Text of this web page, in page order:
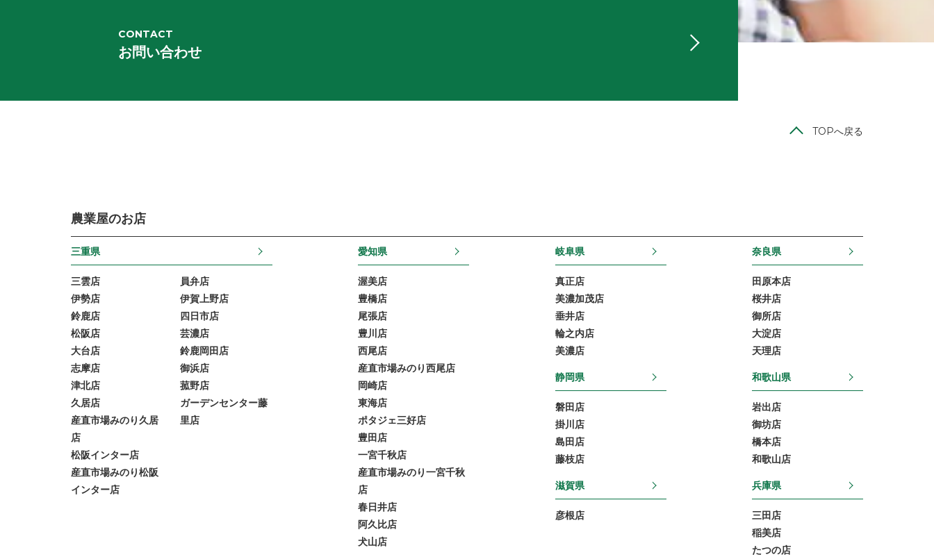
CONTACT
お問い合わせ
TOPへ戻る
農業屋のお店
三重県
三雲店
伊勢店
鈴鹿店
松阪店
大台店
志摩店
津北店
久居店
産直市場みのり久居
店
松阪インター店
産直市場みのり松阪
インター店
員弁店
伊賀上野店
四日市店
芸濃店
鈴鹿岡田店
御浜店
菰野店
ガーデンセンター藤
里店
愛知県
渥美店
豊橋店
尾張店
豊川店
西尾店
産直市場みのり西尾店
岡崎店
東海店
ポタジェ三好店
豊田店
一宮千秋店
産直市場みのり一宮千秋
店
春日井店
阿久比店
犬山店
岐阜県
真正店
美濃加茂店
垂井店
輪之内店
美濃店
静岡県
磐田店
掛川店
島田店
藤枝店
滋賀県
彦根店
奈良県
田原本店
桜井店
御所店
大淀店
天理店
和歌山県
岩出店
御坊店
橋本店
和歌山店
兵庫県
三田店
稲美店
たつの店